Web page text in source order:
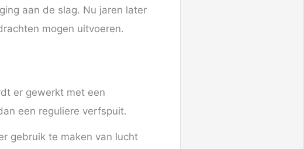
aan de slag. Nu jaren later
mogen uitvoeren.
er gewerkt met een
een reguliere verfspuit.
gebruik te maken van lucht